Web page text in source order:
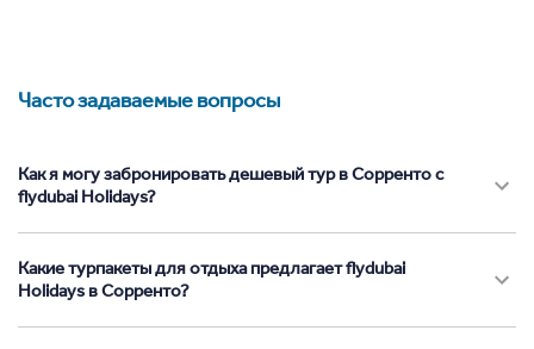
Часто задаваемые вопросы
Как я могу забронировать дешевый тур в Сорренто с
flydubai Holidays?
Какие турпакеты для отдыха предлагает flydubai
Holidays в Сорренто?